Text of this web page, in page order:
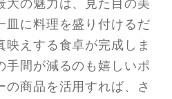
大の魅力は、見た目の美
皿に料理を盛り付けるだ
映えする食卓が完成しま
手間が減るのも嬉しいポ
の商品を活用すれば、さ